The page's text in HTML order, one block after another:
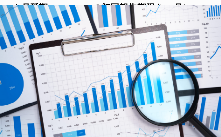
カ月延期へ SB253の初回報告期限を11月に